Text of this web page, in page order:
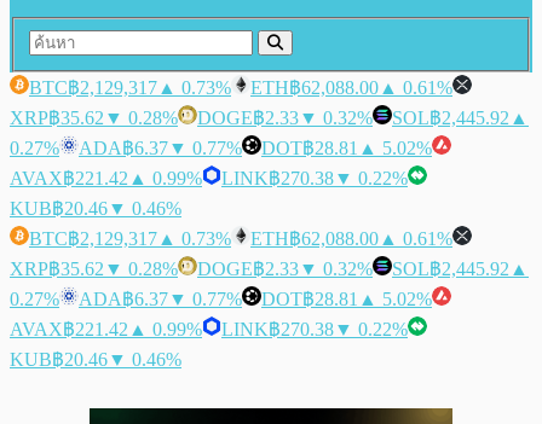
BTC฿2,129,317 ▲ 0.73% ETH฿62,088.00 ▲ 0.61%
XRP฿35.62 ▼ 0.28% DOGE฿2.33▼ 0.32% SOL฿2,445.92 ▲
0.27%
ADA฿6.37▼ 0.77% DOT฿28.81 ▲ 5.02%
AVAX฿221.42 ▲ 0.99% LINK฿270.38▼ 0.22%
KUB฿20.46▼ 0.46%
BTC฿2,129,317 ▲ 0.73% ETH฿62,088.00 ▲ 0.61%
XRP฿35.62 ▼ 0.28% DOGE฿2.33▼ 0.32% SOL฿2,445.92 ▲
0.27%
ADA฿6.37▼ 0.77% DOT฿28.81 ▲ 5.02%
AVAX฿221.42 ▲ 0.99% LINK฿270.38▼ 0.22%
KUB฿20.46▼ 0.46%